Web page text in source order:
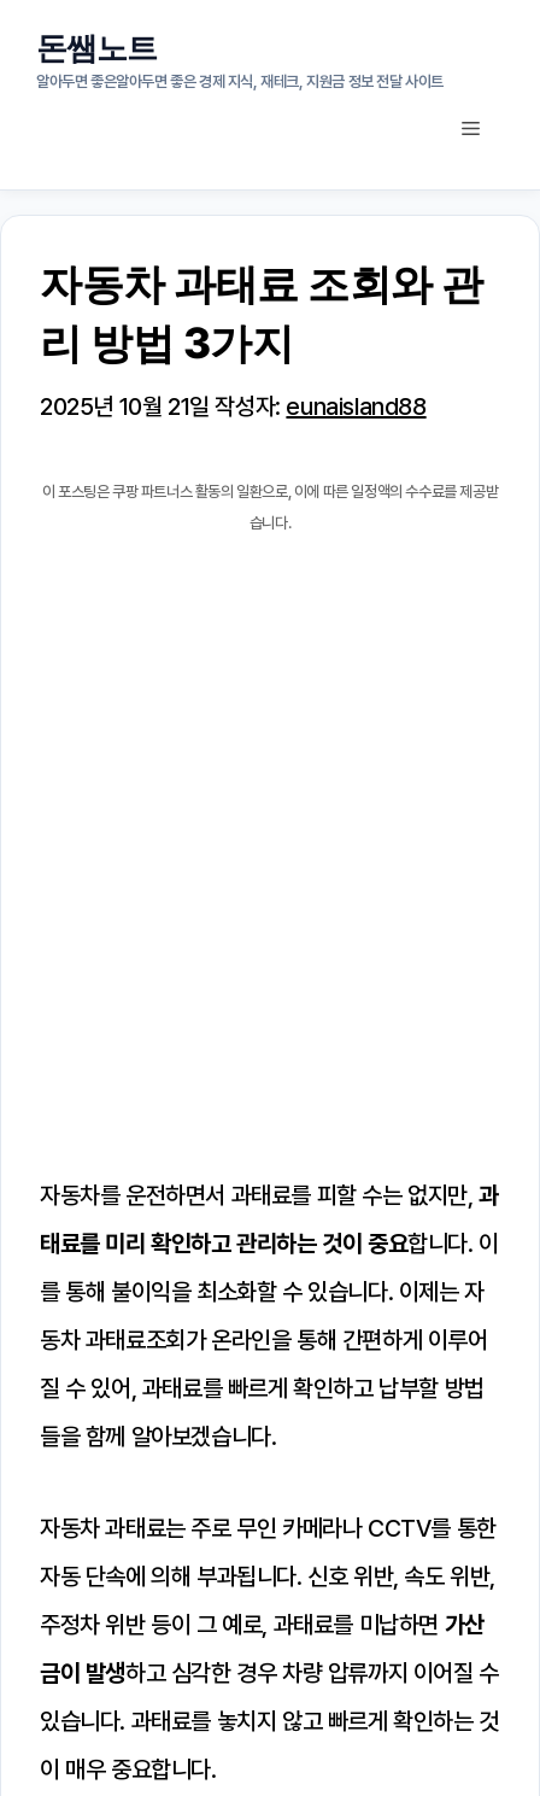
건
돈쌤노트
알아두면 좋은알아두면 좋은 경제 지식, 재테크, 지원금 정보 전달 사이트
메
자동차 과태료 조회와 관
리 방법 3가지
2025년 10월 21일 작성자: eunaisland88
이 포스팅은 쿠팡 파트너스 활동의 일환으로, 이에 따른 일정액의 수수료를 제공받
습니다.
자동차를 운전하면서 과태료를 피할 수는 없지만,과
태료를 미리 확인하고 관리하는 것이 중요합니다. 이
를 통해 불이익을 최소화할 수 있습니다. 이제는 자
동차 과태료조회가 온라인을 통해 간편하게 이루어
질 수 있어, 과태료를 빠르게 확인하고 납부할 방법
들을 함께 알아보겠습니다.
자동차 과태료는 주로 무인 카메라나 CCTV를 통한
자동 단속에 의해 부과됩니다. 신호 위반, 속도 위반,
주정차 위반 등이 그 예로, 과태료를 미납하면 가산
금이 발생하고 심각한 경우 차량 압류까지 이어질 수
있습니다. 과태료를 놓치지 않고 빠르게 확인하는 것
이 매우 중요합니다.